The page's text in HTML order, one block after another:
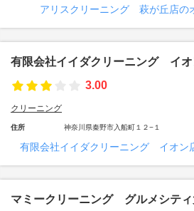
アリスクリーニング 萩が丘店の
有限会社イイダクリーニング イオ
3.00
クリーニング
住所 神奈川県秦野市入船町１２−１
有限会社イイダクリーニング イオン
マミークリーニング グルメシティ